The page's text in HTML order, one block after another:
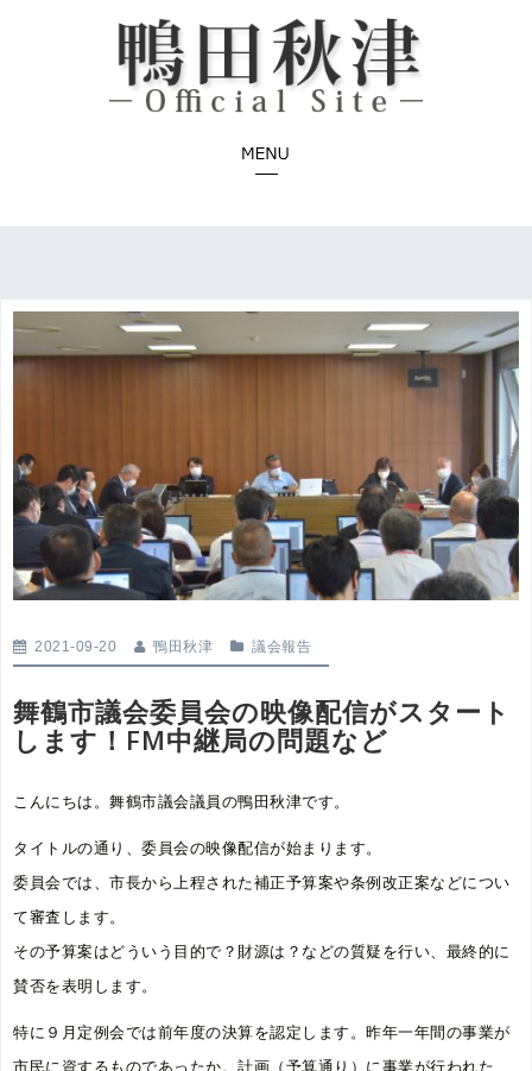
プ
2021-09-20 鴨田秋津 議会報告
舞鶴市議会委員会の映像配信がスタート
します！FM中継局の問題など
こんにちは。舞鶴市議会議員の鴨田秋津です。
タイトルの通り、委員会の映像配信が始まります。
委員会では、市長から上程された補正予算案や条例改正案などについ
て審査します。
その予算案はどういう目的で？財源は？などの質疑を行い、最終的に
賛否を表明します。
特に９月定例会では前年度の決算を認定します。昨年一年間の事業が
市民に資するものであったか。計画（予算通り）に事業が行われた